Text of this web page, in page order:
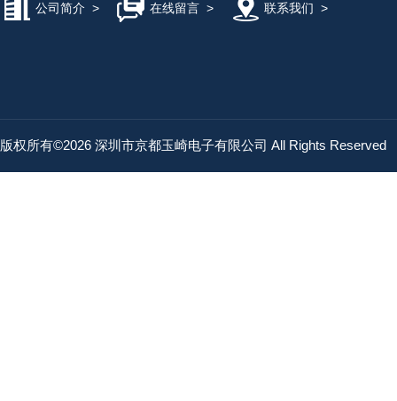
公司简介 > 在线留言> 联系我们 >
版权所有©2026 深圳市京都玉崎电子有限公司 All Rights Reserved